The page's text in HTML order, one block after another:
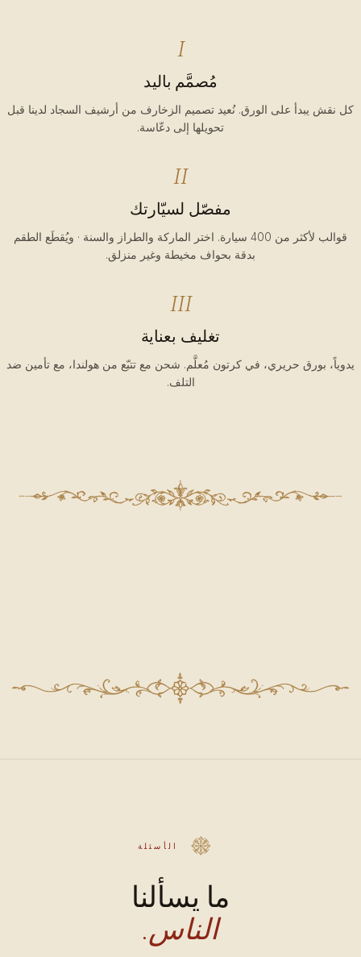
I
مُصمَّم باليد
كل نقش يبدأ على الورق. نُعيد تصميم الزخارف من أرشيف السجاد لدينا قبل
تحويلها إلى دعّاسة.
II
مفصّل لسيّارتك
قوالب لأكثر من 400 سيارة. اختر الماركة والطراز والسنة · ويُقطَع الطقم
بدقة بحواف مخيطة وغير منزلق.
III
تغليف بعناية
يدوياً، بورق حريري، في كرتون مُعلَّم. شحن مع تتبّع من هولندا، مع تأمين ضد
التلف.
الأسئلة
ما يسألنا
الناس.